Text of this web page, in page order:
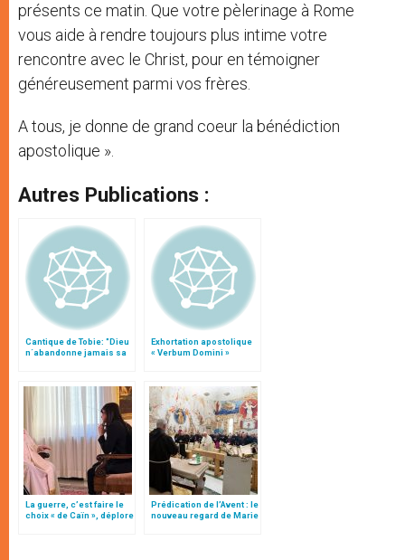
présents ce matin. Que votre pèlerinage à Rome
vous aide à rendre toujours plus intime votre
rencontre avec le Christ, pour en témoigner
généreusement parmi vos frères.
A tous, je donne de grand coeur la bénédiction
apostolique ».
Autres Publications :
Cantique de Tobie: "Dieu
n´abandonne jamais sa
Exhortation apostolique
« Verbum Domini »
La guerre, c’est faire le
choix « de Caïn », déplore
Prédication de l’Avent : le
nouveau regard de Marie